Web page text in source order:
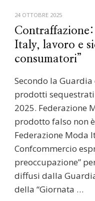
24 OTTOBRE 2025
Italy, lavoro e
consumatori”
Secondo la
prodotti
2025. Federazione
prodotto falso non
Federazione Moda
Confcommercio
preoccupazione”
diffusi dalla
della “Giornata …